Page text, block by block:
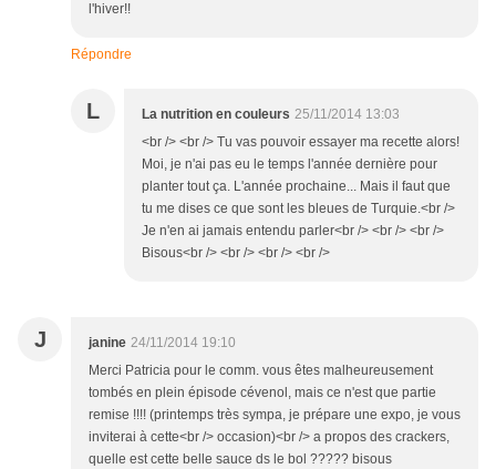
l'hiver!!
Répondre
L La nutrition en couleurs 25/11/2014 13:03
<br /> <br /> Tu vas pouvoir essayer ma recette alors!
Moi, je n'ai pas eu le temps l'année dernière pour
planter tout ça. L'année prochaine... Mais il faut que
tu me dises ce que sont les bleues de Turquie.<br />
Je n'en ai jamais entendu parler<br /> <br /> <br />
Bisous<br /> <br /> <br /> <br />
J janine 24/11/2014 19:10
Merci Patricia pour le comm. vous êtes malheureusement
tombés en plein épisode cévenol, mais ce n'est que partie
remise !!!! (printemps très sympa, je prépare une expo, je vous
inviterai à cette<br /> occasion)<br /> a propos des crackers,
quelle est cette belle sauce ds le bol ????? bisous